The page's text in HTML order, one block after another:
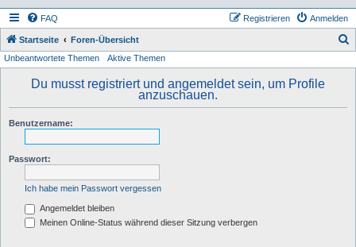
FAQ Anmelden
Registrieren
Startseite Foren-Übersicht
Unbeantwortete Themen Aktive Themen
Du musst registriert und angemeldet sein, um Profile
anzuschauen.
Benutzername:
Passwort:
Ich habe mein Passwort vergessen
Angemeldet bleiben
Meinen Online-Status während dieser Sitzung verbergen